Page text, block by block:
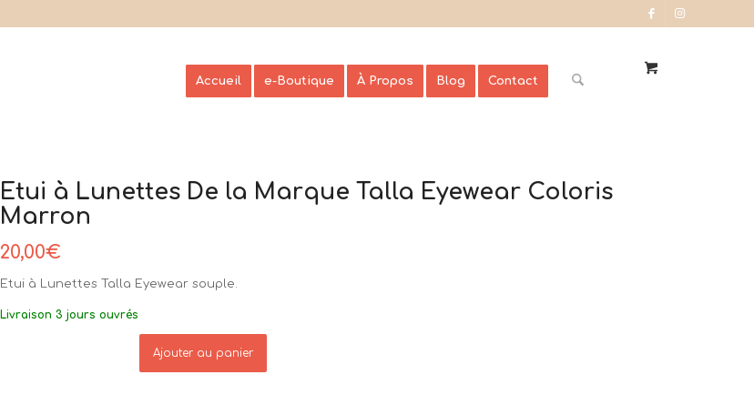
Accueil e-Boutique À Propos Blog Contact
Etui à Lunettes De la Marque Talla Eyewear Coloris
Marron
20,00€
Etui à Lunettes Talla Eyewear souple.
Livraison 3 jours ouvrés
Ajouter au panier